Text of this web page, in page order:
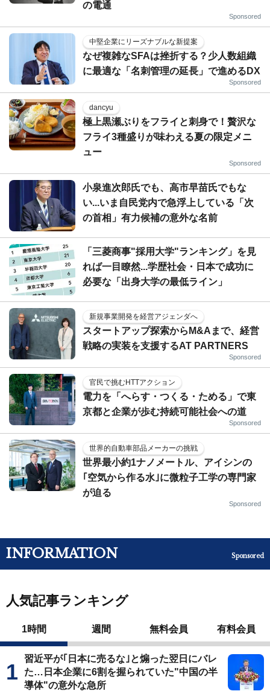
の電通
Sponsored
中堅企業にリーズナブルな新提案
なぜ複雑なSFAは挫折する？少人数組織
に最適な「名刺管理の延長」で進めるDX
Sponsored
dancyu
極上黒瀬ぶりをフライと刺身で！贅沢な
フライ3種盛りが味わえる夏の限定メニ
ュー
Sponsored
小泉進次郎氏でも、高市早苗氏でもな
い...いま自民党内で急浮上している「次
の首相」有力候補の意外な名前
「三菱商事"採用大学"ランキング」を見
れば一目瞭然...学歴社会・日本で成功に
必要な「出身大学の最低ライン」
新規事業開発を経営アジェンダへ
スタートアップ探索からM&Aまで、経営
戦略の実装を支援するAT PARTNERS
Sponsored
官民で挑むHTTアクション
電力を「へらす・つくる・ためる」で東
京都と企業が歩む持続可能社会への道
Sponsored
世界的自動車部品メーカーの挑戦
世界最小約1ナノメートル、アイシンの
｢空気から作る水｣に微粒子工学の専門家
が迫る
Sponsored
INFORMATION Sponsored
人気記事ランキング
1時間 週間 無料会員 有料会員
習近平が｢日本に売るな｣と煽った翌日にバレ
た…日本企業に6割を握られていた"中国の半
導体"の意外な急所